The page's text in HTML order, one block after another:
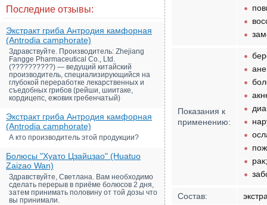
Последние отзывы:
Экстракт гриба Антродия камфорная
(Antrodia camphorate)
Здравствуйте. Производитель: Zhejiang
Fangge Pharmaceutical Co., Ltd.
(??????????) — ведущий китайский
производитель, специализирующийся на
глубокой переработке лекарственных и
съедобных грибов (рейши, шиитаке,
кордицепс, ежовик гребенчатый)
Экстракт гриба Антродия камфорная
(Antrodia camphorate)
А кто производитель этой продукции?
Болюсы "Хуато Цзайцзао" (Huatuo
Zaizao Wan)
Здравствуйте, Светлана. Вам необходимо
сделать перерыв в приёме болюсов 2 дня,
затем принимать половину от той дозы что
вы принимали.
Показания к
применению:
рак;
Состав: